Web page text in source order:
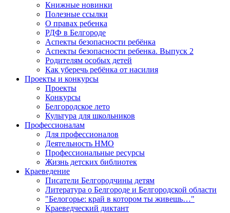
Книжные новинки
Полезные ссылки
О правах ребенка
РДФ в Белгороде
Аспекты безопасности ребёнка
Аспекты безопасности ребенка. Выпуск 2
Родителям особых детей
Как уберечь ребёнка от насилия
Проекты и конкурсы
Проекты
Конкурсы
Белгородское лето
Культура для школьников
Профессионалам
Для профессионалов
Деятельность НМО
Профессиональные ресурсы
Жизнь детских библиотек
Краеведение
Писатели Белгородчины детям
Литература о Белгороде и Белгородской области
"Белогорье: край в котором ты живешь…"
Краеведческий диктант